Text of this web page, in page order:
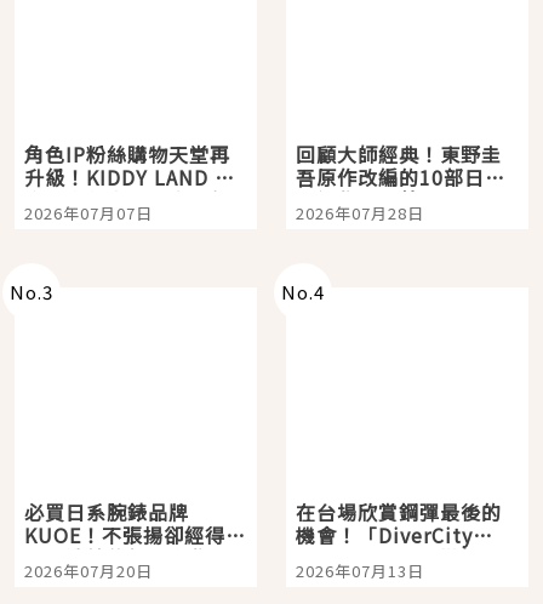
角色IP粉絲購物天堂再
升級！KIDDY LAND 原
宿店吉伊卡哇迎客，新
開幕 OMOKADO 店3分
2026年07月07日
回顧大師經典！東野圭
吾原作改編的10部日本
影視作品推薦
2026年07月28日
No.3
必買日系腕錶品牌
KUOE！不張揚卻經得起
時間洗鍊的經典之作五
選
2026年07月20日
No.4
在台場欣賞鋼彈最後的
機會！「DiverCity
Tokyo Plaza」搭船、
購物、美食及夜景，一
2026年07月13日